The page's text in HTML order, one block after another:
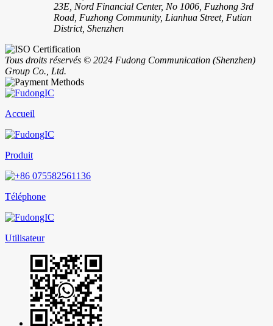
23E, Nord Financial Center, No 1006, Fuzhong 3rd
Road, Fuzhong Community, Lianhua Street, Futian
District, Shenzhen
Tous droits réservés © 2024 Fudong Communication (Shenzhen)
Group Co., Ltd.
Accueil
Produit
Téléphone
Utilisateur